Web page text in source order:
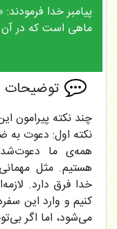
پیامبر خدا
ماهی است که در آن
توضیحات
چند نکته
نکته اول: دعوت به
همه‌ی ما
هستیم. مثل
خدا فرق دارد.
کنیم و وارد این
می‌شود، اما اگر